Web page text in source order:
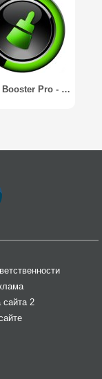
Smart Booster Pro - оптимизатор
сайта 2